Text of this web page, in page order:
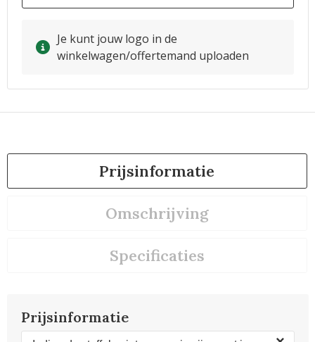
Je kunt jouw logo in de
winkelwagen/offertemand uploaden
Prijsinformatie
Omschrijving
Specificaties
Prijsinformatie